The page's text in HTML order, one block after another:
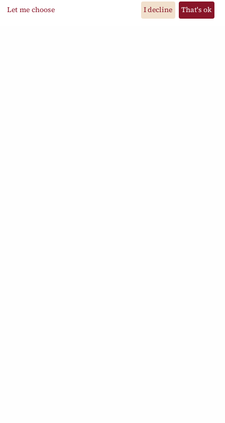
Gli strumenti della serie
Manuel Rodríguez
sono disponibili in tutte le
Let me choose I decline That's ok